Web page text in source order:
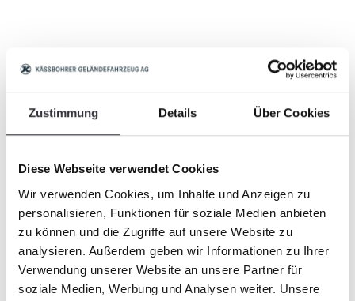
Zustimmung Details Über Cookies
Diese Webseite verwendet Cookies
Wir verwenden Cookies, um Inhalte und Anzeigen zu
personalisieren, Funktionen für soziale Medien anbieten
zu können und die Zugriffe auf unsere Website zu
analysieren. Außerdem geben wir Informationen zu Ihrer
Verwendung unserer Website an unsere Partner für
soziale Medien, Werbung und Analysen weiter. Unsere